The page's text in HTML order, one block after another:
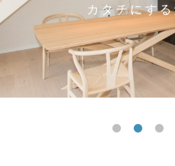
カタチにす